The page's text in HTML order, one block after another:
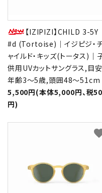
【IZIPIZI】CHILD 3-5Y
#d (Tortoise)｜イジピジ・
ャイルド・キッズ(トータス)｜
供用UVカットサングラス,目安
年齢3～5歳,頭囲48～51cm
5,500円(本体5,000円、税
円)